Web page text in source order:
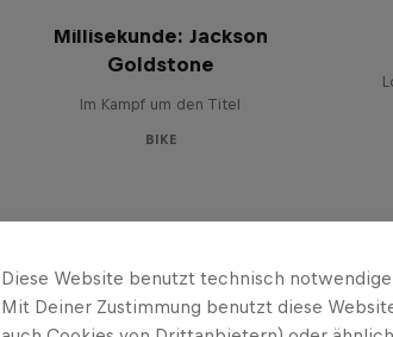
Millisekunde: Jackson
Goldstone
Im Kampf um den Titel
BIKE
Diese Website benutzt technisch notwendige
Mit Deiner Zustimmung benutzt diese